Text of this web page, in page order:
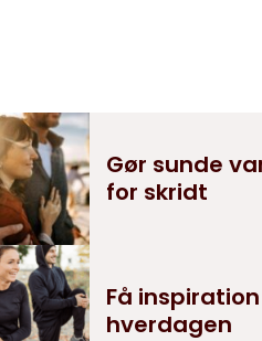
Gør sunde
for skridt
Få
hverdagen